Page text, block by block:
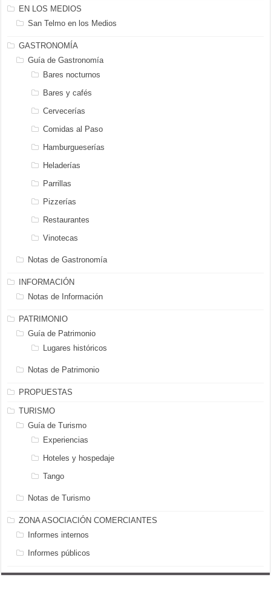
EN LOS MEDIOS
San Telmo en los Medios
GASTRONOMÍA
Guía de Gastronomía
Bares nocturnos
Bares y cafés
Cervecerías
Comidas al Paso
Hamburgueserías
Heladerías
Parrillas
Pizzerías
Restaurantes
Vinotecas
Notas de Gastronomía
INFORMACIÓN
Notas de Información
PATRIMONIO
Guía de Patrimonio
Lugares históricos
Notas de Patrimonio
PROPUESTAS
TURISMO
Guía de Turismo
Experiencias
Hoteles y hospedaje
Tango
Notas de Turismo
ZONA ASOCIACIÓN COMERCIANTES
Informes internos
Informes públicos